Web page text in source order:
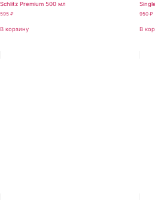
Schlitz Premium 500 мл
595 ₽
В корзину
950 ₽
В